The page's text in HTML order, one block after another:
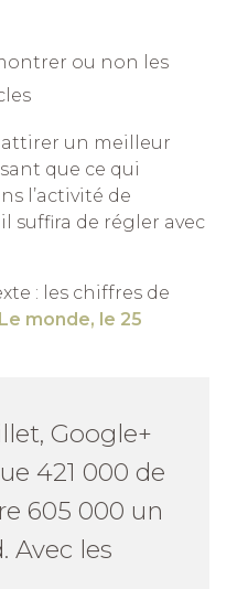
ou non les
un meilleur
que ce qui
l’activité de
suffira de régler avec
: les chiffres de
Le monde, le 25
Google+
421 000 de
605 000 un
Avec les